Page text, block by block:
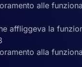
alle
affliggeva la
alla